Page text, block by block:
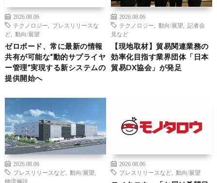
2026.08.06
テクノロジー
プレスリリースな
ど
動向/展望
ゼロボード、常に最新の情報
共有が可能な“動的サプライヤ
ー管理”実現する新システムの
提供開始へ
2026.08.06
テクノロジー
動向/展望
記者会
見など
【現地取材】貿易関連業務の
効率化目指す業界団体「日本
貿易DX協会」が発足
2026.08.06
プレスリリースなど
動向/展望
物流施設
2026.08.06
プレスリリースなど
動向/展望